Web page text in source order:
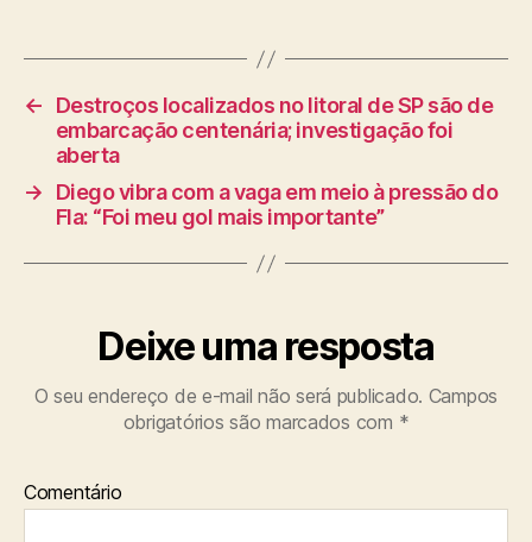
←
Destroços localizados no litoral de SP são de
embarcação centenária; investigação foi
aberta
→
Diego vibra com a vaga em meio à pressão do
Fla: “Foi meu gol mais importante”
Deixe uma resposta
O seu endereço de e-mail não será publicado. Campos
obrigatórios são marcados com *
Comentário